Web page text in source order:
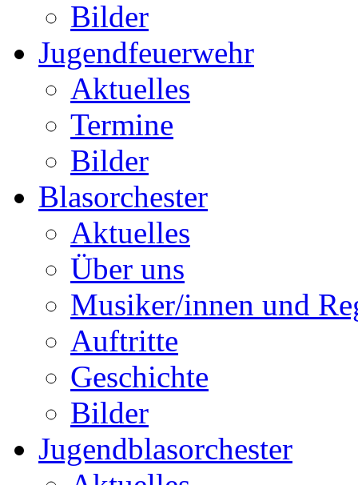
Bilder
Jugendfeuerwehr
Aktuelles
Termine
Bilder
Blasorchester
Aktuelles
Über uns
Musiker/innen und
Auftritte
Geschichte
Bilder
Jugendblasorchester